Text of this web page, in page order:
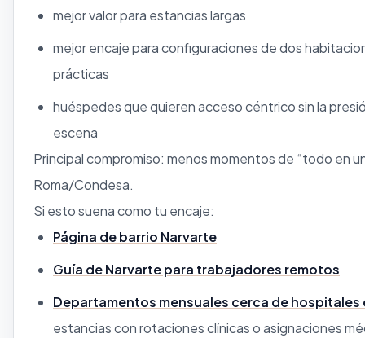
mejor valor para estancias largas
mejor encaje para configuraciones de dos
prácticas
huéspedes que quieren acceso céntrico sin la
escena
Principal compromiso: menos momentos de “todo en
Roma/Condesa.
Si esto suena como tu encaje:
Página de barrio Narvarte
Guía de Narvarte para trabajadores remotos
Departamentos mensuales cerca de hospitales
estancias con rotaciones clínicas o asignaciones